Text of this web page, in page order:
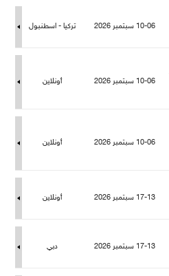
10-06 سبتمبر 2026 تركيا - اسطنبو
10-06 سبتمبر 2026 أونلاين
10-06 سبتمبر 2026 أونلاين
17-13 سبتمبر 2026 أونلاين
17-13 سبتمبر 2026 دبي